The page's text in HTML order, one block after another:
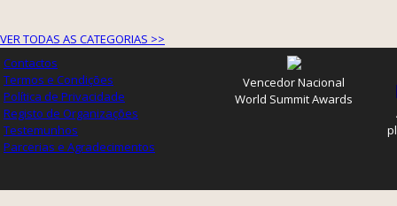
VER TODAS AS CATEGORIAS >>
Contactos
Termos e Condições
Política de Privacidade
Registo de Organizações
Testemunhos
Parcerias e Agradecimentos
Vencedor Nacional
World Summit Awards